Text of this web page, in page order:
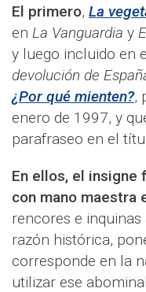
El primero, La
en La Vanguardia y
y luego incluido en
devolución de
¿Por qué mienten?,
enero de 1997, y
parafraseo en el
En ellos, el insigne
con mano maestra
rencores e
razón histórica,
corresponde en la
utilizar ese